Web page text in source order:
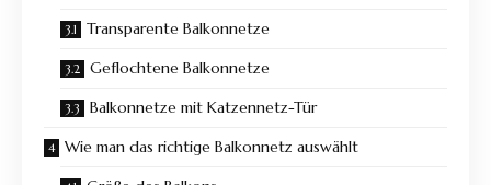
Transparente Balkonnetze
Geflochtene Balkonnetze
Balkonnetze mit Katzennetz-Tür
Wie man das richtige Balkonnetz auswählt